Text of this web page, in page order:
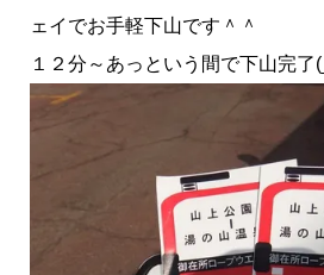
ェイでお手軽下山です＾＾
１２分～あっという間で下山完了